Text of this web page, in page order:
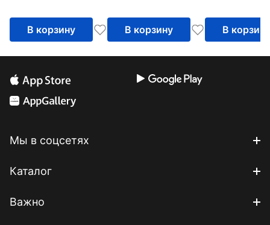
В корзину В корзину
желания,
свободы
В корзину
Мы в соцсетях
Каталог
Важно